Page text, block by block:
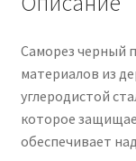
Скидки
Саморез черный
материалов из
углеродистой
которое
обеспечивает